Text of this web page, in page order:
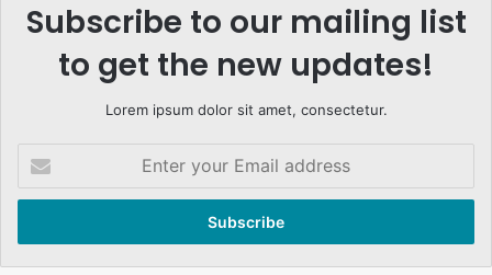
Subscribe to our mailing list
to get the new updates!
Lorem ipsum dolor sit amet, consectetur.
your
Email